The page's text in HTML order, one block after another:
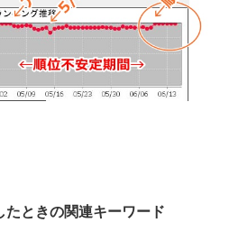
ときの関連キーワード